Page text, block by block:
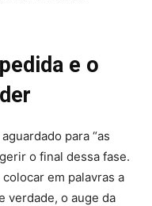
e o
para “as
o final dessa fase.
em palavras a
verdade, o auge da